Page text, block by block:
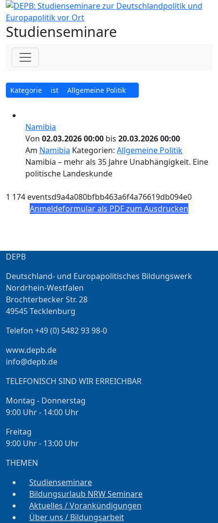
Studienseminare
Kategorie ist Allgemeine Politik
Namibia
Von 02.03.2026 00:00 bis 20.03.2026 00:00
Am Namibia Kategorien: Allgemeine Politik
Namibia – mehr als 35 Jahre Unabhängigkeit. Eine
politische Landeskunde
1 174 eventsd9a4a080bfbb463a6f4a76619db094e0
Anmeldeformular als PDF zum Ausdrucken
DEPB
Deutschland- und Europapolitisches Bildungswerk
Nordrhein-Westfalen
Brochterbecker Str. 28
49545 Tecklenburg
Telefon +49 (0) 5482 93 98-0
www.depb.de
info@depb.de
TELEFONISCH SIND WIR ERREICHBAR
Montag - Donnerstag
9:00 Uhr - 14:00 Uhr
Freitag
9:00 Uhr - 13:00 Uhr
THEMEN
Studienseminare
Bildungsurlaub NRW Seminare
Aktuelles / Vorankündigungen
Über uns / Bildungsarbeit